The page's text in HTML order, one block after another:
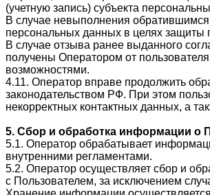
(учетную запись) субъекта
В случае невыполнения обратившимся
персональных данных в целях защиты
В случае отзыва ранее выданного
получены Оператором от
возможностями.
4.11. Оператор вправе продолжить
законодательством РФ. При этом
некорректных контактных данных, а
5. Сбор и обработка информации о
5.1. Оператор обрабатывает
внутренними регламентами.
5.2. Оператор осуществляет сбор и
с Пользователем, за исключением